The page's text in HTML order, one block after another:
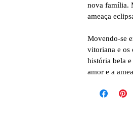
nova família.
ameaça
Movendo-se
vitoriana e os
história bela
amor e a